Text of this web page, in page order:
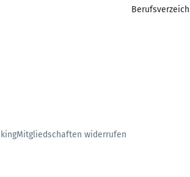
Mitgliedschaften widerrufen